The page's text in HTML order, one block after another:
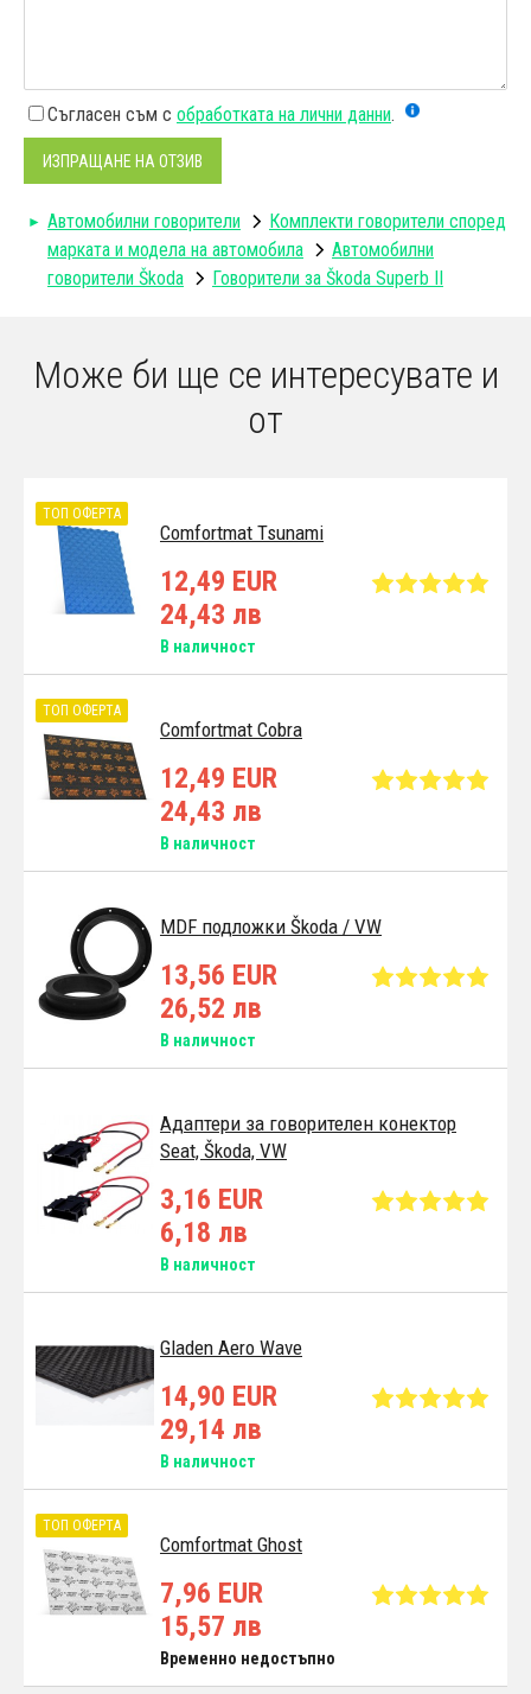
Съгласен съм с обработката на лични данни.
ИЗПРАЩАНЕ НА ОТЗИВ
Автомобилни говорители
Комплекти говорители според
марката и модела на автомобила
Автомобилни
говорители Škoda
Говорители за Škoda Superb II
Може би ще се интересувате и
от
Comfortmat Tsunami
ТОП ОФЕРТА
12,49 EUR
24,43 лв
В наличност
Comfortmat Cobra
ТОП ОФЕРТА
12,49 EUR
24,43 лв
В наличност
MDF подложки Škoda / VW
13,56 EUR
26,52 лв
В наличност
Адаптери за говорителен конектор
Seat, Škoda, VW
3,16 EUR
6,18 лв
В наличност
Gladen Aero Wave
14,90 EUR
29,14 лв
В наличност
Comfortmat Ghost
ТОП ОФЕРТА
7,96 EUR
15,57 лв
Временно недостъпно